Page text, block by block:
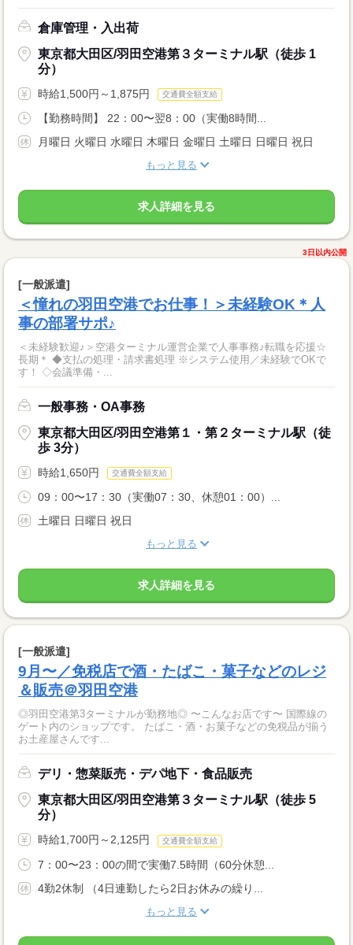
倉庫管理・入出荷
東京都大田区/羽田空港第３ターミナル駅（徒歩 1
分）
時給1,500円～1,875円 交通費全額支給
【勤務時間】 22：00〜翌8：00（実働8時間...
月曜日 火曜日 水曜日 木曜日 金曜日 土曜日 日曜日 祝日
もっと見る
求人詳細を見る
3日以内公開
[一般派遣]
＜憧れの羽田空港でお仕事！＞未経験OK＊人
事の部署サポ♪
＜未経験歓迎♪＞空港ターミナル運営企業で人事事務♪転職を応援☆
長期＊ ◆支払の処理・請求書処理 ※システム使用／未経験でOKで
す！ ◇会議準備・...
一般事務・OA事務
東京都大田区/羽田空港第１・第２ターミナル駅（徒
歩 3分）
時給1,650円 交通費全額支給
09：00〜17：30（実働07：30、休憩01：00）...
土曜日 日曜日 祝日
もっと見る
求人詳細を見る
[一般派遣]
9月〜／免税店で酒・たばこ・菓子などのレジ
＆販売＠羽田空港
◎羽田空港第3ターミナルが勤務地◎ 〜こんなお店です〜 国際線の
ゲート内のショップです。 たばこ・酒・お菓子などの免税品が揃う
お土産屋さんです...
デリ・惣菜販売・デパ地下・食品販売
東京都大田区/羽田空港第３ターミナル駅（徒歩 5
分）
時給1,700円～2,125円 交通費全額支給
7：00〜23：00の間で実働7.5時間（60分休憩...
4勤2休制 （4日連勤したら2日お休みの繰り...
もっと見る